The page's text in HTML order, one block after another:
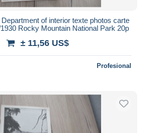
of interior texte photos carte
Rocky Mountain National Park 20p
± 11,56 US$
Profesional